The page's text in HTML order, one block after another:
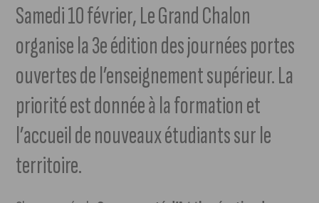
Samedi 10 février, Le Grand Chalon
organise la 3e édition des journées portes
ouvertes de l’enseignement supérieur. La
priorité est donnée à la formation et
l’accueil de nouveaux étudiants sur le
territoire.